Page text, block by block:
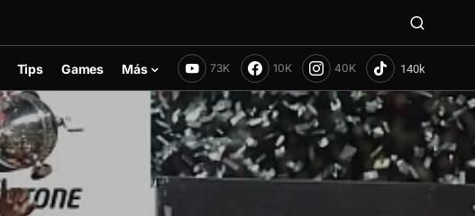
Tips Games Más 73K 10K 40K